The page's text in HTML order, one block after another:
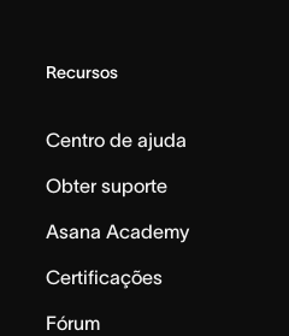
Recursos
Centro de ajuda
Obter suporte
Asana Academy
Certificações
Fórum